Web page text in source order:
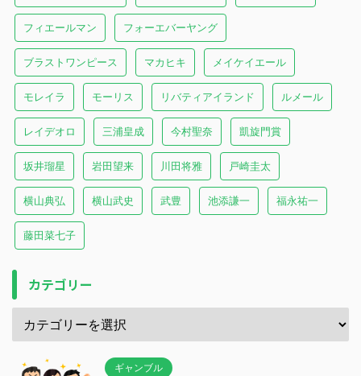
フィエールマン フォーエバーヤング
ブラストワンピース マカヒキ メイケイエール
モレイラ モーリス リバティアイランド ルメール
レイデオロ 三浦皇成 今村聖奈 凱旋門賞
坂井瑠星 岩田望来 川田将雅 戸崎圭太
横山典弘 横山武史 武豊 池添謙一 福永祐一
藤田菜七子
カテゴリー
ギャンブル